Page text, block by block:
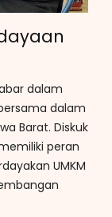
dalam
dalam
Barat. Diskuk
peran
UMKM